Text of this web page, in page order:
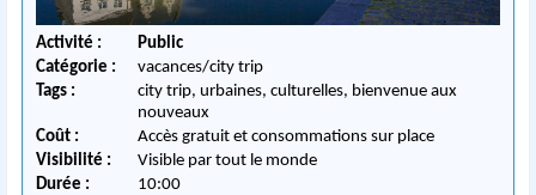
Activité :
Public
Catégorie :
vacances/city trip
Tags :
city trip, urbaines, culturelles, bienvenue aux
nouveaux
Coût :
Accès gratuit et consommations sur place
Visibilité :
Visible par tout le monde
Durée :
10:00